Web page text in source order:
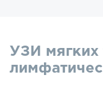
УЗИ мягких